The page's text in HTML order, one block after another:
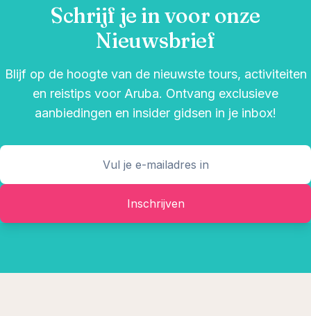
Schrijf je in voor onze
Nieuwsbrief
Blijf op de hoogte van de nieuwste tours, activiteiten
en reistips voor Aruba. Ontvang exclusieve
aanbiedingen en insider gidsen in je inbox!
Inschrijven